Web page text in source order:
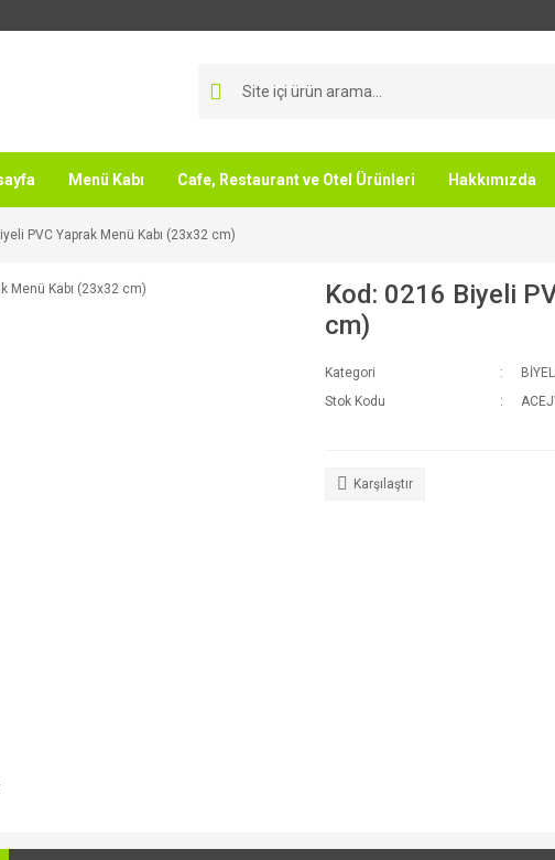
Menü Kabı Cafe, Restaurant ve Otel Ürünleri Hakkımızda
PVC Yaprak Menü Kabı (23x32 cm)
Kod: 0216 Biyeli
cm)
Kategori
Stok Kodu
Karşılaştır